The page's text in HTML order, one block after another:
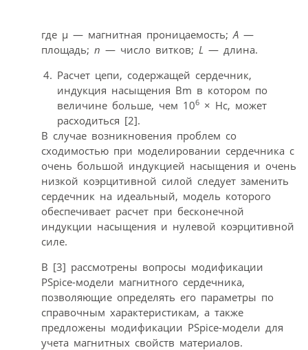
где μ — магнитная проницаемость; A —
площадь; n — число витков; L — длина.
Расчет цепи, содержащей сердечник,
индукция насыщения Bm в котором по
величине больше, чем 106× Hc, может
расходиться [2].
В случае возникновения проблем со
сходимостью при моделировании сердечника с
очень большой индукцией насыщения и очень
низкой коэрцитивной силой следует заменить
сердечник на идеальный, модель которого
обеспечивает расчет при бесконечной
индукции насыщения и нулевой коэрцитивной
силе.
В [3] рассмотрены вопросы модификации
PSpice-модели магнитного сердечника,
позволяющие определять его параметры по
справочным характеристикам, а также
предложены модификации PSpice-модели для
учета магнитных свойств материалов.